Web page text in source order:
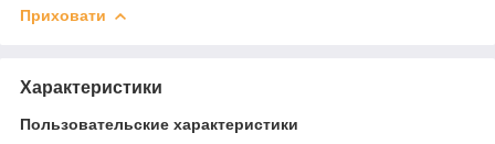
Приховати
Характеристики
Пользовательские характеристики